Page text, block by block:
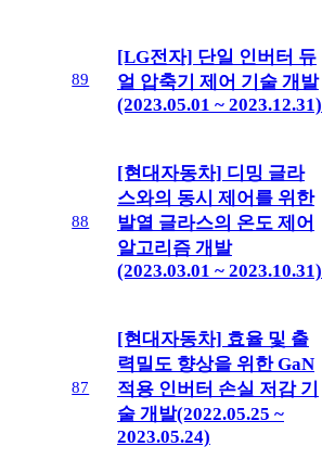
89
[LG전자] 단일 인버터 듀
얼 압축기 제어 기술 개발
(2023.05.01 ~ 2023.12.31)
88
[현대자동차] 디밍 글라
스와의 동시 제어를 위한
발열 글라스의 온도 제어
알고리즘 개발
(2023.03.01 ~ 2023.10.31)
87
[현대자동차] 효율 및 출
력밀도 향상을 위한 GaN
적용 인버터 손실 저감 기
술 개발(2022.05.25 ~
2023.05.24)